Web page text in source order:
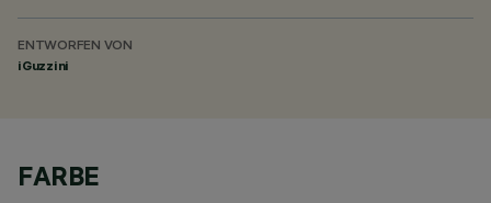
ENTWORFEN VON
iGuzzini
FARBE